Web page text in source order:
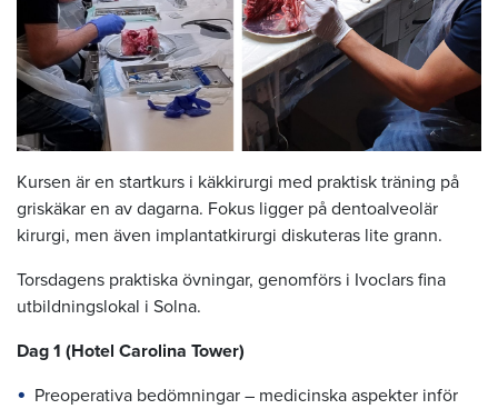
Kursen är en startkurs i käkkirurgi med praktisk träning på
griskäkar en av dagarna. Fokus ligger på dentoalveolär
kirurgi, men även implantatkirurgi diskuteras lite grann.
Torsdagens praktiska övningar, genomförs i Ivoclars fina
utbildningslokal i Solna.
Dag 1 (Hotel Carolina Tower)
Preoperativa bedömningar – medicinska aspekter inför